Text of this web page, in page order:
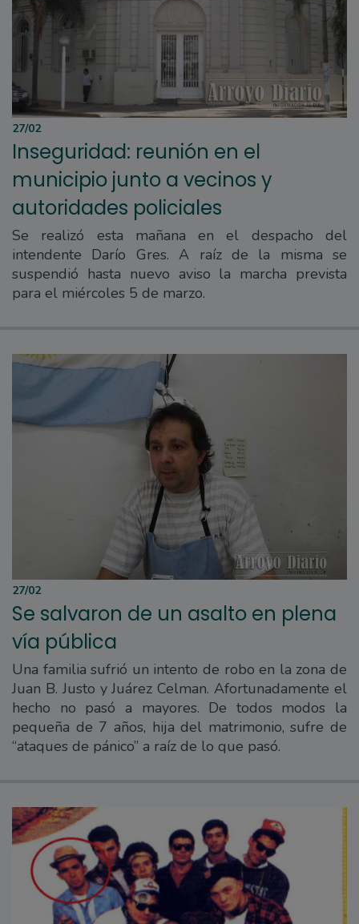
27/02
Inseguridad: reunión en el
municipio junto a vecinos y
autoridades policiales
Se realizó esta mañana en el despacho del
intendente Darío Gres. A raíz de la misma se
suspendió hasta nuevo aviso la marcha prevista
para el miércoles 5 de marzo.
27/02
Se salvaron de un asalto en plena
vía pública
Una familia sufrió un intento de robo en la zona de
Juan B. Justo y Juárez Celman. Afortunadamente el
hecho no pasó a mayores. De todos modos la
pequeña de 7 años, hija del matrimonio, sufre de
“ataques de pánico” a raíz de lo que pasó.